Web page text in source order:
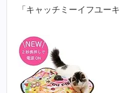
「キャッチミーイフユー